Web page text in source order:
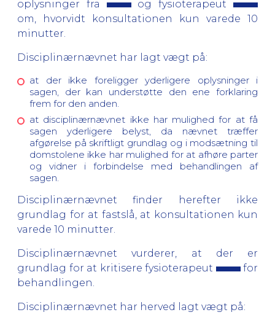
oplysninger fra
og fysioterapeut
om, hvorvidt konsultationen kun varede 10
minutter.
Disciplinærnævnet har lagt vægt på:
at der ikke foreligger yderligere oplysninger i
sagen, der kan understøtte den ene forklaring
frem for den anden.
at disciplinærnævnet ikke har mulighed for at få
sagen yderligere belyst, da nævnet træffer
afgørelse på skriftligt grundlag og i modsætning til
domstolene ikke har mulighed for at afhøre parter
og vidner i forbindelse med behandlingen af
sagen.
Disciplinærnævnet finder herefter ikke
grundlag for at fastslå, at konsultationen kun
varede 10 minutter.
Disciplinærnævnet vurderer, at der er
grundlag for at kritisere fysioterapeut
for
behandlingen.
Disciplinærnævnet har herved lagt vægt på: